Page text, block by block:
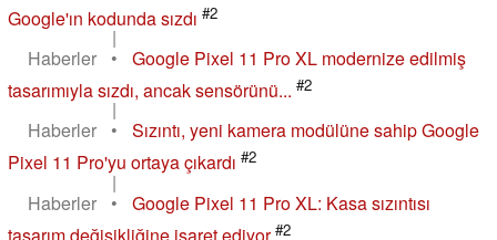
Google'ın kodunda sızdı #2
|
Haberler
•
Google Pixel 11 Pro XL modernize edilmiş
tasarımıyla sızdı, ancak sensörünü... #2
|
Haberler
•
Sızıntı, yeni kamera modülüne sahip Google
Pixel 11 Pro'yu ortaya çıkardı #2
|
Haberler
•
Google Pixel 11 Pro XL: Kasa sızıntısı
tasarım değişikliğine işaret ediyor #2